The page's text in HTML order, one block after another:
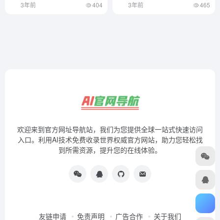
3年前 404 3年前 465
欢迎来到官方网址导航站，我们为您提供全球一站式快速访问
入口。利用AI技术免费收录世界权威官方网站，助力您轻松找
到所需资源，提升您的在线体验。
友链申请 免责声明 广告合作 关于我们